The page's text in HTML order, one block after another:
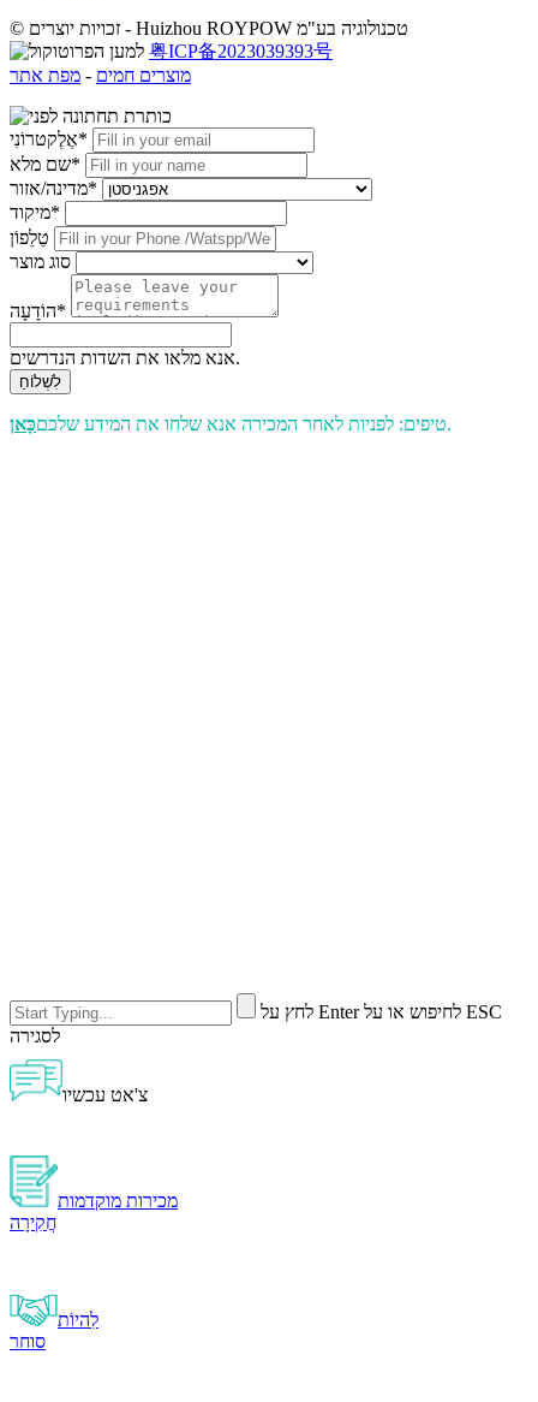
© זכויות יוצרים - Huizhou ROYPOW טכנולוגיה בע"מ
粤ICP备2023039393号
מוצרים חמים - מפת אתר
אֶלֶקטרוֹנִי*
שם מלא*
מדינה/אזור*
מיקוד*
טֵלֵפוֹן
סוג מוצר
הוֹדָעָה*
אנא מלאו את השדות הנדרשים.
לִשְׁלוֹחַ
טיפים: לפניות לאחר המכירה אנא שלחו את המידע שלכםכָּאן .
לחץ על Enter לחיפוש או על ESC
לסגירה
צ'אט עכשיו
מכירות מוקדמות
חֲקִירָה
לִהיוֹת
סוחר